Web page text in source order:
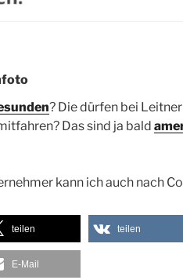
? Die dürfen bei
Das sind ja bald
kann ich auch nach
teilen teilen
E-Mail